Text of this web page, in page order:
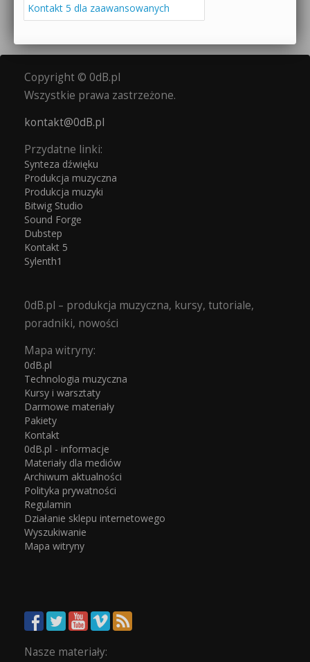
Kontakt 5 dla zaawansowanych
Copyright © 0dB.pl
Wszystkie prawa zastrzeżone.
kontakt@0dB.pl
Przydatne linki:
Synteza dźwięku
Produkcja muzyczna
Produkcja muzyki
Bitwig Studio
Sound Forge
Dubstep
Kontakt 5
Sylenth1
0dB.pl – produkcja muzyczna, kursy, tutoriale,
poradniki, nowości
Mapa witryny:
0dB.pl
Technologia muzyczna
Kursy i warsztaty
Darmowe materiały
Pakiety
Kontakt
0dB.pl - informacje
Materiały dla mediów
Archiwum aktualności
Polityka prywatności
Regulamin
Działanie sklepu internetowego
Wyszukiwanie
Mapa witryny
Nasze materiały: